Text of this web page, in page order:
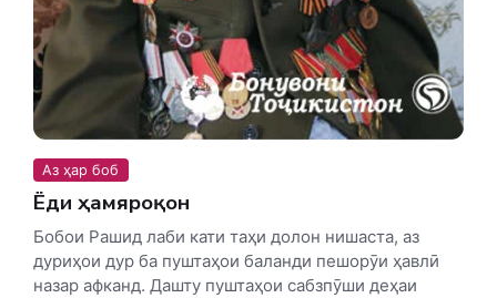
Аз ҳар боб
Ёди ҳамяроқон
Бобои Рашид лаби кати таҳи долон нишаста, аз
дуриҳои дур ба пуштаҳои баланди пешорӯи ҳавлӣ
назар афканд. Дашту пуштаҳои сабзпӯши деҳаи